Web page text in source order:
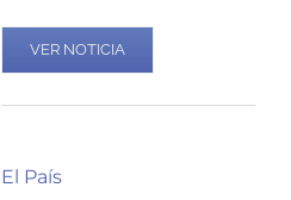
VER NOTICIA
El País